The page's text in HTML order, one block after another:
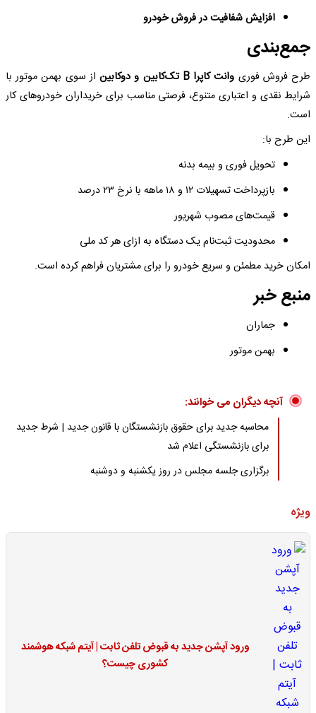
افزایش شفافیت در فروش خودرو
جمع‌بندی
طرح فروش فوری وانت کاپرا B تک‌کابین و دوکابین
از سوی بهمن موتور با
شرایط نقدی و اعتباری متنوع، فرصتی مناسب برای خریداران خودروهای کار
است.
این طرح با:
تحویل فوری و بیمه بدنه
بازپرداخت تسهیلات ۱۲ و ۱۸ ماهه با نرخ ۲۳ درصد
قیمت‌های مصوب شهریور
محدودیت ثبت‌نام یک دستگاه به ازای هر کد ملی
امکان خرید مطمئن و سریع خودرو را برای مشتریان فراهم کرده است.
منبع خبر
جماران
بهمن موتور
آنچه دیگران می خوانند:
محاسبه جدید برای حقوق بازنشستگان با قانون جدید | شرط جدید
برای بازنشستگی اعلام شد
برگزاری جلسه مجلس در روز یکشنبه و دوشنبه
ویژه
ورود آپشن جدید به قبوض تلفن ثابت | آیتم شبکه هوشمند
کشوری چیست؟